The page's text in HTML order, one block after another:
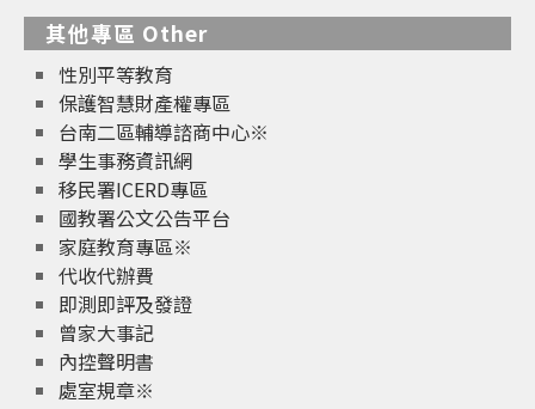
其他專區 Other
性別平等教育
保護智慧財產權專區
台南二區輔導諮商中心※
學生事務資訊網
移民署ICERD專區
國教署公文公告平台
家庭教育專區※
代收代辦費
即測即評及發證
曾家大事記
內控聲明書
處室規章※